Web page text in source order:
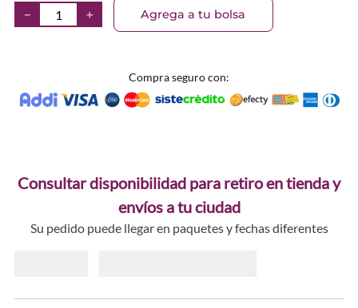
＋
－ Agrega a tu bolsa
Compra seguro con:
Consultar disponibilidad para retiro en tienda y
envíos a tu ciudad
Su pedido puede llegar en paquetes y fechas diferentes